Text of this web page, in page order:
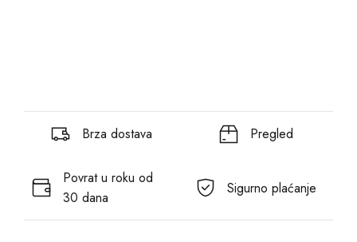
Brza dostava Pregled
Povrat u roku od
30 dana
Sigurno plaćanje